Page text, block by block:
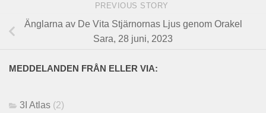
PREVIOUS STORY
Änglarna av De Vita Stjärnornas Ljus genom Orakel
Sara, 28 juni, 2023
MEDDELANDEN FRÅN ELLER VIA:
3I Atlas (2)